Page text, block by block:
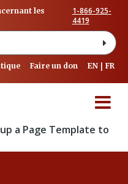
les
1-866-925-
4419
Faire un don EN FR
a Page Template to